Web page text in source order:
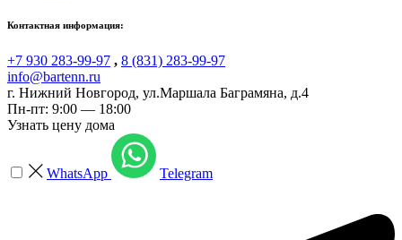
Контактная информация:
+7 930 283-99-97 , 8 (831) 283-99-97
info@bartenn.ru
г. Нижний Новгород, ул.Маршала Баграмяна, д.4
Пн-пт: 9:00 — 18:00
Узнать цену дома
WhatsApp Telegram